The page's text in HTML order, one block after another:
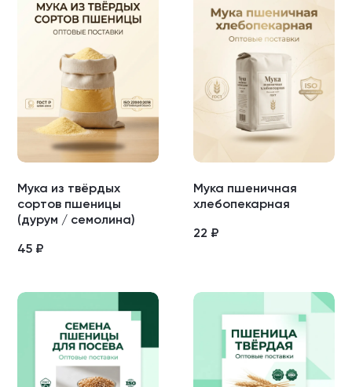
Мука из твёрдых
сортов пшеницы
(дурум / семолина)
45 ₽
Мука пшеничная
хлебопекарная
22 ₽